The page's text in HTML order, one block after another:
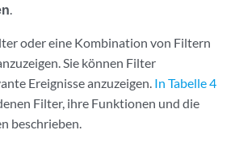
oder eine Kombination von Filtern
Sie können Filter
Ereignisse anzuzeigen. In Tabelle 4
Filter, ihre Funktionen und die
beschrieben.